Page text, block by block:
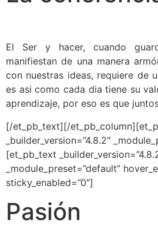
El Ser y hacer, cuando
manifiestan de una manera
con nuestras ideas, requiere de
es asi como cada dia tiene su
aprendizaje, por eso es que
[/et_pb_text][/
_builder_version=”4.8.2″
[et_pb_text
_module_preset=”default”
sticky_enabled=”0″]
Pasión